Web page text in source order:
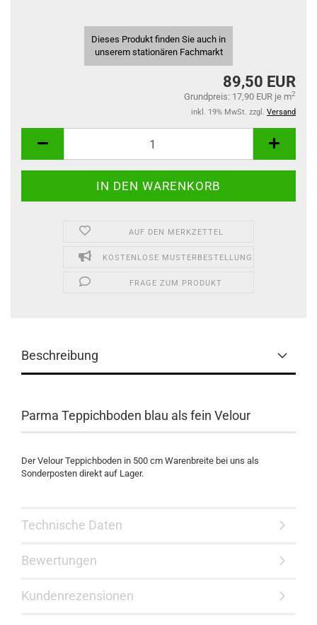
Dieses Produkt finden Sie auch in
unserem stationären Fachmarkt
89,50 EUR
Grundpreis: 17,90 EUR je m2
inkl. 19% MwSt. zzgl. Versand
AUF DEN MERKZETTEL
KOSTENLOSE MUSTERBESTELLUNG
FRAGE ZUM PRODUKT
Beschreibung
Parma Teppichboden blau als fein Velour
Der Velour Teppichboden in 500 cm Warenbreite bei uns als
Sonderposten direkt auf Lager.
Technische Daten
Bewertungen
Kundenrezensionen